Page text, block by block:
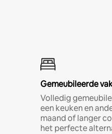
Gemeubileerde
Volledig
een keuken en
maand of langer
het perfecte